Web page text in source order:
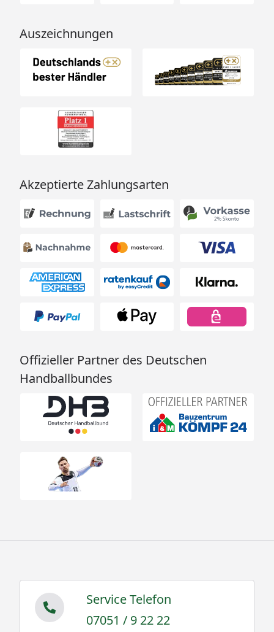
Auszeichnungen
Akzeptierte Zahlungsarten
Offizieller Partner des Deutschen
Handballbundes
Service Telefon
07051 / 9 22 22